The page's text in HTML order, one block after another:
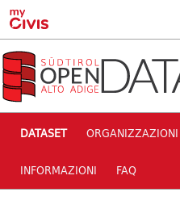
Skip to main content
DATASET ORGANIZZAZIONI
INFORMAZIONI FAQ